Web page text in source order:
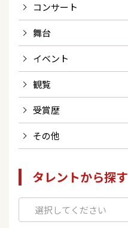
コンサート
舞台
イベント
観覧
受賞歴
その他
タレントから探す